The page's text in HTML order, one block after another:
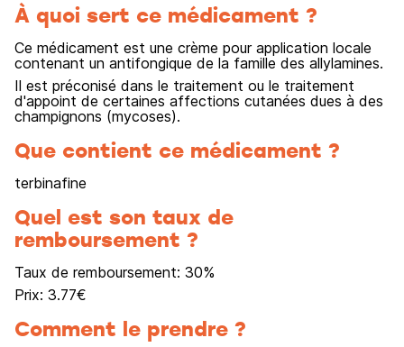
À quoi sert ce médicament ?
Ce médicament est une crème pour application locale
contenant un antifongique de la famille des allylamines.
Il est préconisé dans le traitement ou le traitement
d'appoint de certaines affections cutanées dues à des
champignons (mycoses).
Que contient ce médicament ?
terbinafine
Quel est son taux de
remboursement ?
Taux de remboursement: 30%
Prix: 3.77€
Comment le prendre ?